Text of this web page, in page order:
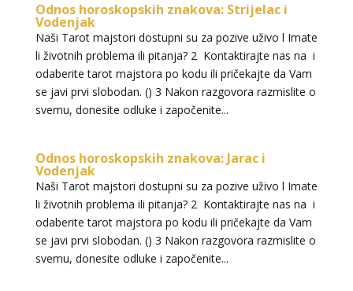
Odnos horoskopskih znakova: Strijelac i
Vodenjak
Naši Tarot majstori dostupni su za pozive uživo l Imate
li životnih problema ili pitanja? 2 Kontaktirajte nas na i
odaberite tarot majstora po kodu ili pričekajte da Vam
se javi prvi slobodan. () 3 Nakon razgovora razmislite o
svemu, donesite odluke i započenite...
Odnos horoskopskih znakova: Jarac i
Vodenjak
Naši Tarot majstori dostupni su za pozive uživo l Imate
li životnih problema ili pitanja? 2 Kontaktirajte nas na i
odaberite tarot majstora po kodu ili pričekajte da Vam
se javi prvi slobodan. () 3 Nakon razgovora razmislite o
svemu, donesite odluke i započenite...
LUCIJA / Kod #136
Tarot savjetnik je zauzet
TEHNIKE:
sudbinske karte, anđeoske poruke